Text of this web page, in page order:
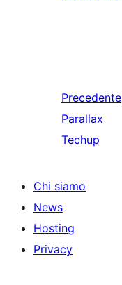
Precedente
Parallax
Techup
Chi siamo
News
Hosting
Privacy